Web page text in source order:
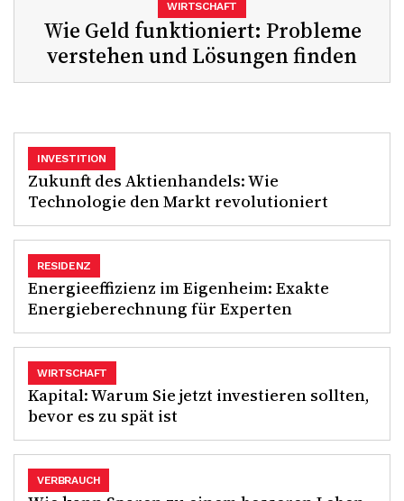
Wie Geld funktioniert: Probleme
verstehen und Lösungen finden
WIRTSCHAFT
Zukunft des Aktienhandels: Wie
Technologie den Markt revolutioniert
INVESTITION
Energieeffizienz im Eigenheim: Exakte
Energieberechnung für Experten
RESIDENZ
Kapital: Warum Sie jetzt investieren sollten,
bevor es zu spät ist
WIRTSCHAFT
VERBRAUCH